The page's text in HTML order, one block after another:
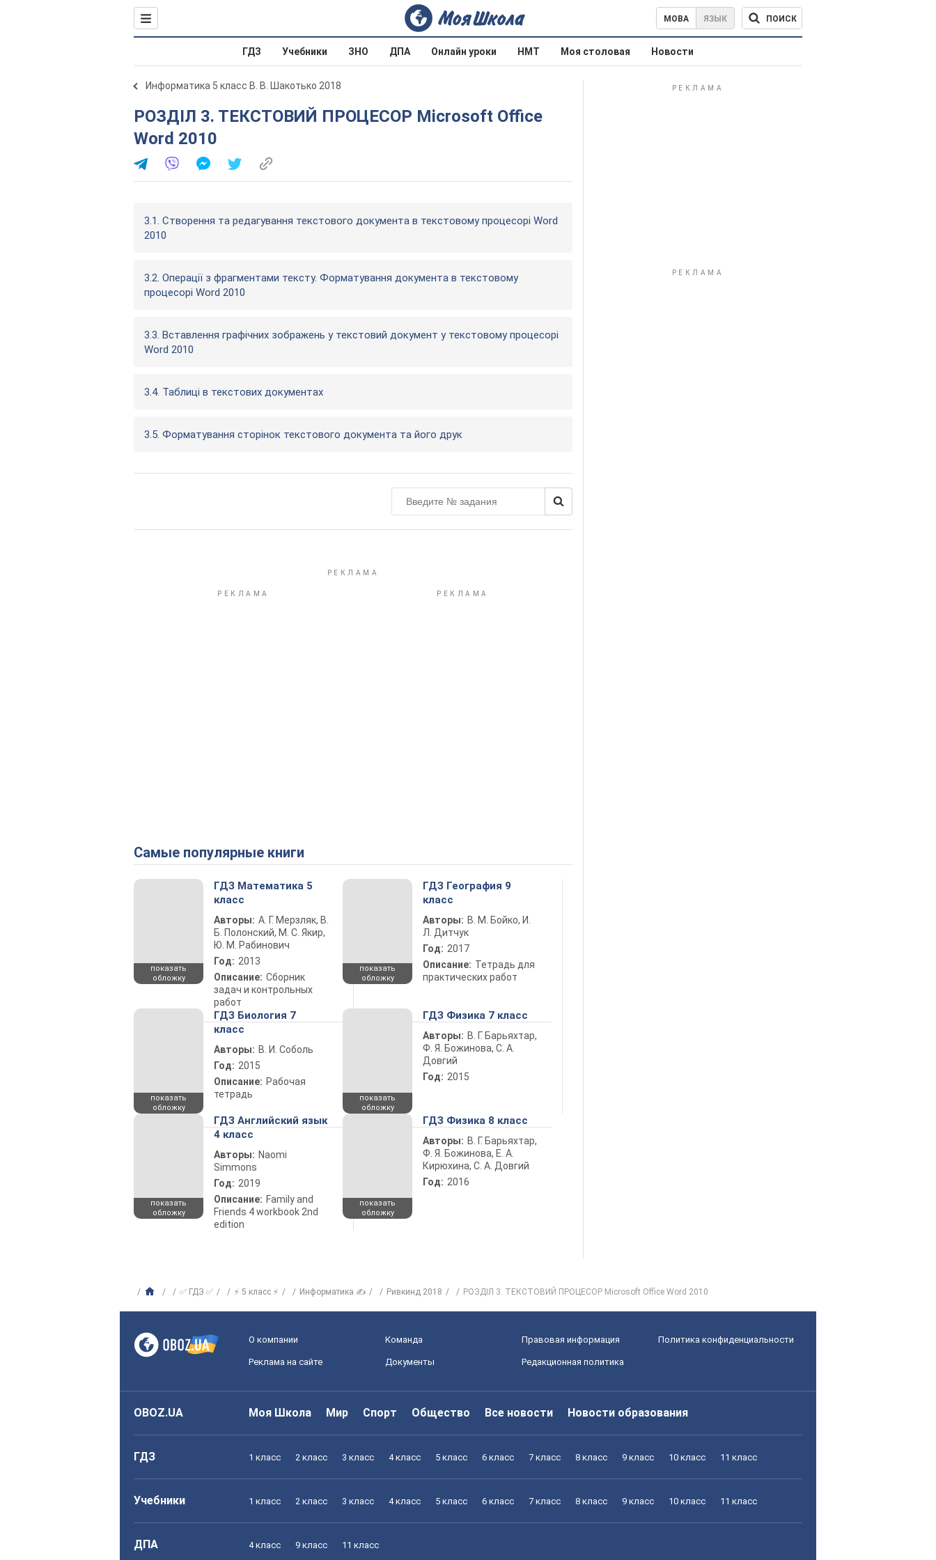
МОВА ЯЗЫК ПОИСК
ГДЗ Учебники ЗНО ДПА Онлайн уроки НМТ Моя столовая Новости
Информатика 5 класс В. В. Шакотько 2018
РОЗДІЛ 3. ТЕКСТОВИЙ ПРОЦЕСОР Microsoft Office
Word 2010
3.1. Створення та редагування текстового документа в текстовому процесорі Word
2010
3.2. Операції з фрагментами тексту. Форматування документа в текстовому
процесорі Word 2010
3.3. Вставлення графічних зображень у текстовий документ у текстовому процесорі
Word 2010
3.4. Таблиці в текстових документах
3.5. Форматування сторінок текстового документа та його друк
Самые популярные книги
показать
обложку
ГДЗ Математика 5
класс
Авторы: А. Г. Мерзляк, В.
Б. Полонский, М. С. Якир,
Ю. М. Рабинович
Год: 2013
Описание: Сборник
задач и контрольных
работ
показать
обложку
ГДЗ География 9
класс
Авторы: В. М. Бойко, И.
Л. Дитчук
Год: 2017
Описание: Тетрадь для
практических работ
показать
обложку
ГДЗ Биология 7
класс
Авторы: В. И. Соболь
Год: 2015
Описание: Рабочая
тетрадь
показать
обложку
ГДЗ Физика 7 класс
Авторы: В. Г. Барьяхтар,
Ф. Я. Божинова, С. А.
Довгий
Год: 2015
показать
обложку
ГДЗ Английский язык
4 класс
Авторы: Naomi
Simmons
Год: 2019
Описание: Family and
Friends 4 workbook 2nd
edition
показать
обложку
ГДЗ Физика 8 класс
Авторы: В. Г. Барьяхтар,
Ф. Я. Божинова, Е. А.
Кирюхина, С. А. Довгий
Год: 2016
✅ ГДЗ ✅ ⚡ 5 класс ⚡ Информатика ✍ Ривкинд 2018 РОЗДІЛ 3. ТЕКСТОВИЙ ПРОЦЕСОР Microsoft Office Word 2010
О компании Команда Правовая информация Политика конфиденциальности
Реклама на сайте Документы Редакционная политика
OBOZ.UA Моя Школа Мир Спорт Общество Все новости Новости образования
ГДЗ 1 класс 2 класс 3 класс 4 класс 5 класс 6 класс 7 класс 8 класс 9 класс 10 класс 11 класс
Учебники 1 класс 2 класс 3 класс 4 класс 5 класс 6 класс 7 класс 8 класс 9 класс 10 класс 11 класс
ДПА 4 класс 9 класс 11 класс